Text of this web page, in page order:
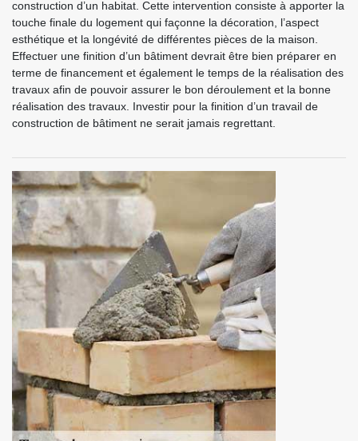
construction d’un habitat. Cette intervention consiste à apporter la
touche finale du logement qui façonne la décoration, l’aspect
esthétique et la longévité de différentes pièces de la maison.
Effectuer une finition d’un bâtiment devrait être bien préparer en
terme de financement et également le temps de la réalisation des
travaux afin de pouvoir assurer le bon déroulement et la bonne
réalisation des travaux. Investir pour la finition d’un travail de
construction de bâtiment ne serait jamais regrettant.